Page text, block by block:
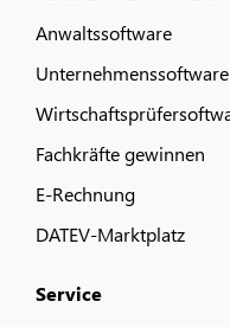
Anwaltssoftware
Unternehmenssoftware
Fachkräfte gewinnen
E-Rechnung
DATEV-Marktplatz
Service